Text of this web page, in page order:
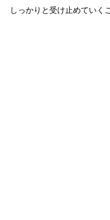
しっかりと受け止めていく